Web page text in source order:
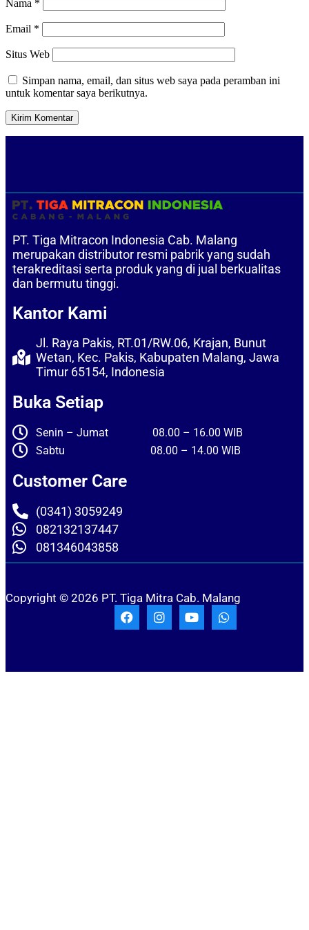
Nama *
Email *
Situs Web
Simpan nama, email, dan situs web saya pada peramban ini
untuk komentar saya berikutnya.
PT. Tiga Mitracon Indonesia Cab. Malang
merupakan distributor resmi pabrik yang sudah
terakreditasi serta produk yang di jual berkualitas
dan bermutu tinggi.
Kantor Kami
Jl. Raya Pakis, RT.01/RW.06, Krajan, Bunut
Wetan, Kec. Pakis, Kabupaten Malang, Jawa
Timur 65154, Indonesia
Buka Setiap
Senin – Jumat 08.00 – 16.00 WIB
Sabtu 08.00 – 14.00 WIB
Customer Care
(0341) 3059249
082132137447
081346043858
Copyright © 2026 PT. Tiga Mitra Cab. Malang